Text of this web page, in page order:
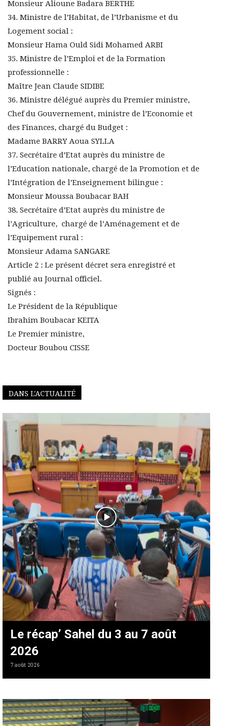
Monsieur Alioune Badara BERTHE
34. Ministre de l’Habitat, de l’Urbanisme et du
Logement social :
Monsieur Hama Ould Sidi Mohamed ARBI
35. Ministre de l’Emploi et de la Formation
professionnelle :
Maître Jean Claude SIDIBE
36. Ministre délégué auprès du Premier ministre,
Chef du Gouvernement, ministre de l’Economie et
des Finances, chargé du Budget :
Madame BARRY Aoua SYLLA
37. Secrétaire d’Etat auprès du ministre de
l’Education nationale, chargé de la Promotion et de
l’Intégration de l’Enseignement bilingue :
Monsieur Moussa Boubacar BAH
38. Secrétaire d’Etat auprès du ministre de
l’Agriculture, chargé de l’Aménagement et de
l’Equipement rural :
Monsieur Adama SANGARE
Article 2 : Le présent décret sera enregistré et
publié au Journal officiel.
Signés :
Le Président de la République
Ibrahim Boubacar KEITA
Le Premier ministre,
Docteur Boubou CISSE
DANS L'ACTUALITÉ
Le récap’ Sahel du 3 au 7 août
2026
7 août 2026